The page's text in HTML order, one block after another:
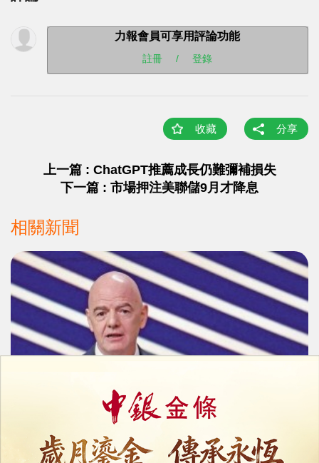
力報會員可享用評論功能
註冊 / 登錄
收藏 分享
上一篇 : ChatGPT推薦成長仍難彌補損失
下一篇 : 市場押注美聯儲9月才降息
相關新聞
國際足協主席遭逼宮
恩芬天奴求助特朗普遭「已讀不回」